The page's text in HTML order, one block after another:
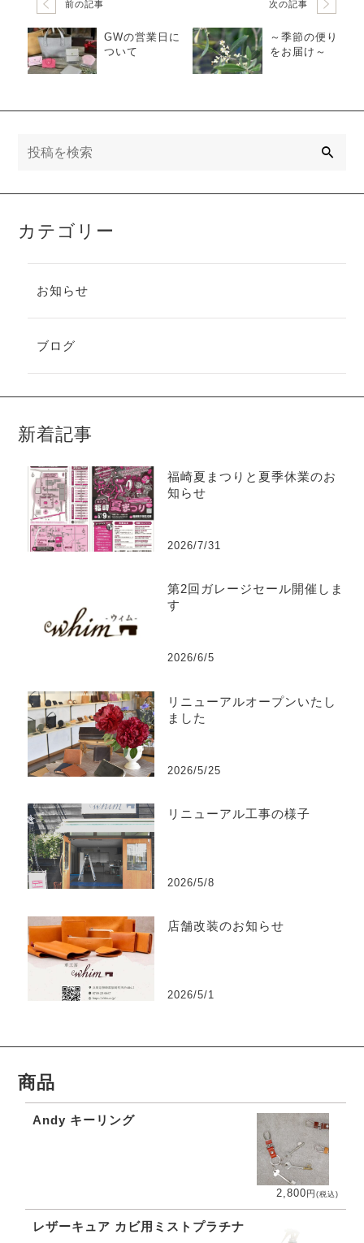
前の記事
GWの営業日に
ついて
次の記事
～季節の便り
をお届け～
カテゴリー
お知らせ
ブログ
新着記事
福崎夏まつりと夏季休業のお
知らせ
2026/7/31
第2回ガレージセール開催しま
す
2026/6/5
リニューアルオープンいたし
ました
2026/5/25
リニューアル工事の様子
2026/5/8
店舗改装のお知らせ
2026/5/1
商品
Andy キーリング
2,800 円 (税込)
レザーキュア カビ用ミストプラチナ